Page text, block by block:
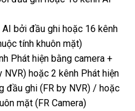
bởi đầu ghi hoặc 16 kênh
tính khuôn mặt)
Phát hiện bằng camera +
hoặc 2 kênh Phát hiện
đầu ghi (FR by NVR) / hoặc
mặt (FR Camera)